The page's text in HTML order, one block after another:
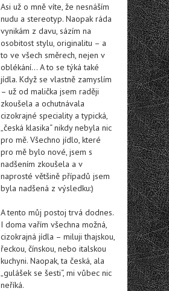
Asi už o mně víte, že nesnáším
nudu a stereotyp. Naopak ráda
vynikám z davu, sázím na
osobitost stylu, originalitu – a
to ve všech směrech, nejen v
oblékání… A to se týká také
jídla. Když se vlastně zamyslím
– už od malička jsem raději
zkoušela a ochutnávala
cizokrajné speciality a typická,
„česká klasika“ nikdy nebyla nic
pro mě. Všechno jídlo, které
pro mě bylo nové, jsem s
nadšením zkoušela a v
naprosté většině případů jsem
byla nadšená z výsledku:)
A tento můj postoj trvá dodnes.
I doma vařím všechna možná,
cizokrajná jídla – miluji thajskou,
řeckou, čínskou, nebo italskou
kuchyni. Naopak, ta česká, ala
„gulášek se šesti“, mi vůbec nic
neříká.